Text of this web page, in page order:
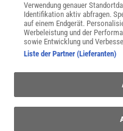
Verwendung genauer
Identifikation aktiv abfragen.
auf einem Endgerät.
Werbeleistung und der
sowie Entwicklung und
Liste der Partner (Lieferanten)